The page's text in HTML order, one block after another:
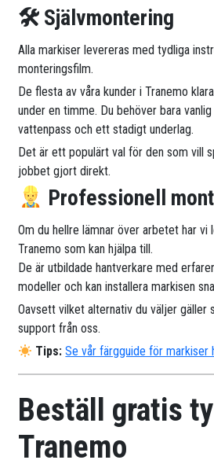
🛠 Självmontering
Alla markiser levereras med tydliga
monteringsfilm.
De flesta av våra kunder i Tranemo
under en timme. Du behöver bara
vattenpass och ett stadigt underlag.
Det är ett populärt val för den som vill
jobbet gjort direkt.
Professionell
Om du hellre lämnar över arbetet har vi
Tranemo som kan hjälpa till.
De är utbildade hantverkare med
modeller och kan installera markisen
Oavsett vilket alternativ du väljer gäller
support från oss.
Tips: Se vår färgguide för markiser
Beställ gratis
Tranemo